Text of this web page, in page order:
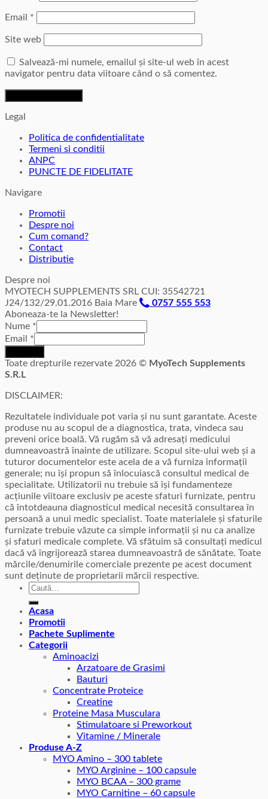
Email *
Site web
Salvează-mi numele, emailul și site-ul web în acest
navigator pentru data viitoare când o să comentez.
Legal
Politica de confidentialitate
Termeni si conditii
ANPC
PUNCTE DE FIDELITATE
Navigare
Promotii
Despre noi
Cum comand?
Contact
Distributie
Despre noi
MYOTECH SUPPLEMENTS SRL CUI: 35542721
J24/132/29.01.2016 Baia Mare
0757 555 553
Aboneaza-te la Newsletter!
Nume *
Email *
Toate drepturile rezervate 2026 © MyoTech Supplements
S.R.L
DISCLAIMER:
Rezultatele individuale pot varia și nu sunt garantate. Aceste
produse nu au scopul de a diagnostica, trata, vindeca sau
preveni orice boală. Vă rugăm să vă adresați medicului
dumneavoastră înainte de utilizare. Scopul site-ului web și a
tuturor documentelor este acela de a vă furniza informații
generale; nu își propun să înlocuiască consultul medical de
specialitate. Utilizatorii nu trebuie să își fundamenteze
acțiunile viitoare exclusiv pe aceste sfaturi furnizate, pentru
că întotdeauna diagnosticul medical necesită consultarea în
persoană a unui medic specialist. Toate materialele și sfaturile
furnizate trebuie văzute ca simple informații și nu ca analize
și sfaturi medicale complete. Vă sfătuim să consultați medicul
dacă vă îngrijorează starea dumneavoastră de sănătate. Toate
mărcile/denumirile comerciale prezente pe acest document
sunt deținute de proprietarii mărcii respective.
Caută
Acasa
Promotii
Pachete Suplimente
Categorii
Aminoacizi
Arzatoare de Grasimi
Bauturi
Concentrate Proteice
Creatine
Proteine Masa Musculara
Stimulatoare si Preworkout
Vitamine / Minerale
Produse A-Z
MYO Amino – 300 tablete
MYO Arginine – 100 capsule
MYO BCAA – 300 grame
MYO Carnitine – 60 capsule